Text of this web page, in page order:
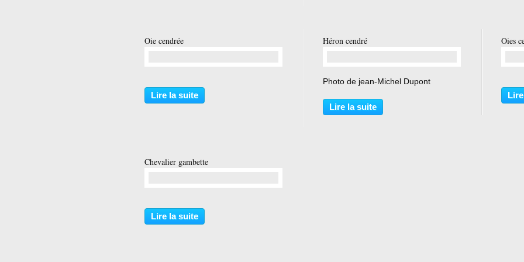
Oie cendrée
Lire la suite
Héron cendré
Photo de jean-Michel Dupont
Lire la suite
Oies
Chevalier gambette
Lire la suite